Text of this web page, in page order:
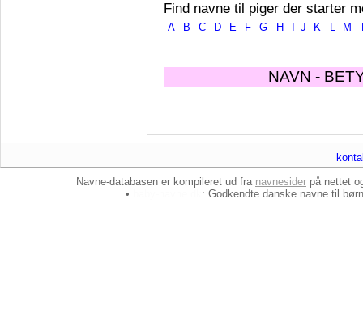
Find navne til piger der starter
A B C D E F G H J K L M
NAVN -
Navne-databasen er kompileret ud fra navnesider på nettet
•
: Godkendte danske navne til børn